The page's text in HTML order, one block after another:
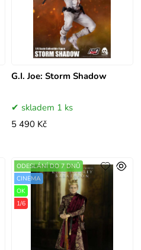
G.I. Joe: Storm Shadow
skladem 1 ks
5 490 Kč
ODESLÁNÍ DO 7 DNŮ
CINEMA
OK
1/6